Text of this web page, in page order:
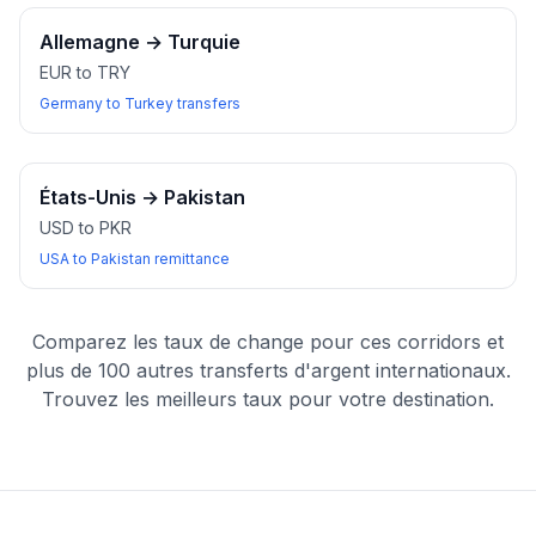
Allemagne → Turquie
EUR to TRY
Germany to Turkey transfers
États-Unis → Pakistan
USD to PKR
USA to Pakistan remittance
Comparez les taux de change pour ces corridors et
plus de 100 autres transferts d'argent internationaux.
Trouvez les meilleurs taux pour votre destination.